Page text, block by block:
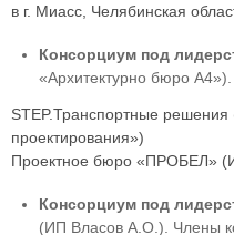
в г. Миасс, Челябинская
Консорциум под
«Архитектурно бюро
STEP.Транспортные
проектирования»)
Проектное бюро «ПРОБЕЛ»
Консорциум под
(ИП Власов А.О.). Члены